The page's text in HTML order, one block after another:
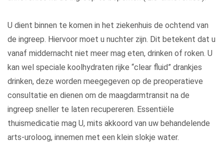
U dient binnen te komen in het ziekenhuis de ochtend van
de ingreep. Hiervoor moet u nuchter zijn. Dit betekent dat u
vanaf middernacht niet meer mag eten, drinken of roken. U
kan wel speciale koolhydraten rijke “clear fluid” drankjes
drinken, deze worden meegegeven op de preoperatieve
consultatie en dienen om de maagdarmtransit na de
ingreep sneller te laten recupereren. Essentiële
thuismedicatie mag U, mits akkoord van uw behandelende
arts-uroloog, innemen met een klein slokje water.